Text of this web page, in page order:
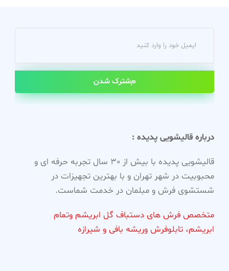
مشترک شدن
درباره قالیشویی پدیده :
قالیشویی پدیده با بیش از 30 سال تجربه حرفه ای و
محبوبیت در شهر تهران و با بهترین تجهیزات در
شستشوی فرش و مبلمان در خدمت شماست.
متخصص فرش های دستباف گل ابریشم وتمام
ابریشم، تابلوفرش وریشه بافی و شیرازه